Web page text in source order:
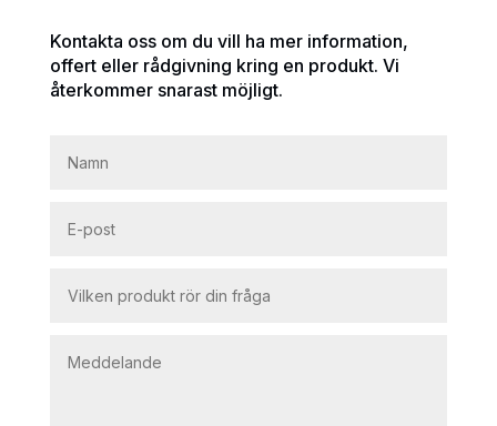
Kontakta oss om du vill ha mer information,
offert eller rådgivning kring en produkt. Vi
återkommer snarast möjligt.